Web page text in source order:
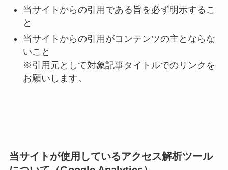
当サイトからの引用である旨を必ず明示するこ
と
当サイトからの引用がコンテンツの主とならな
いこと
※引用元として対象記事タイトルでのリンクを
お願いします。
当サイトが使用しているアクセス解析ツール